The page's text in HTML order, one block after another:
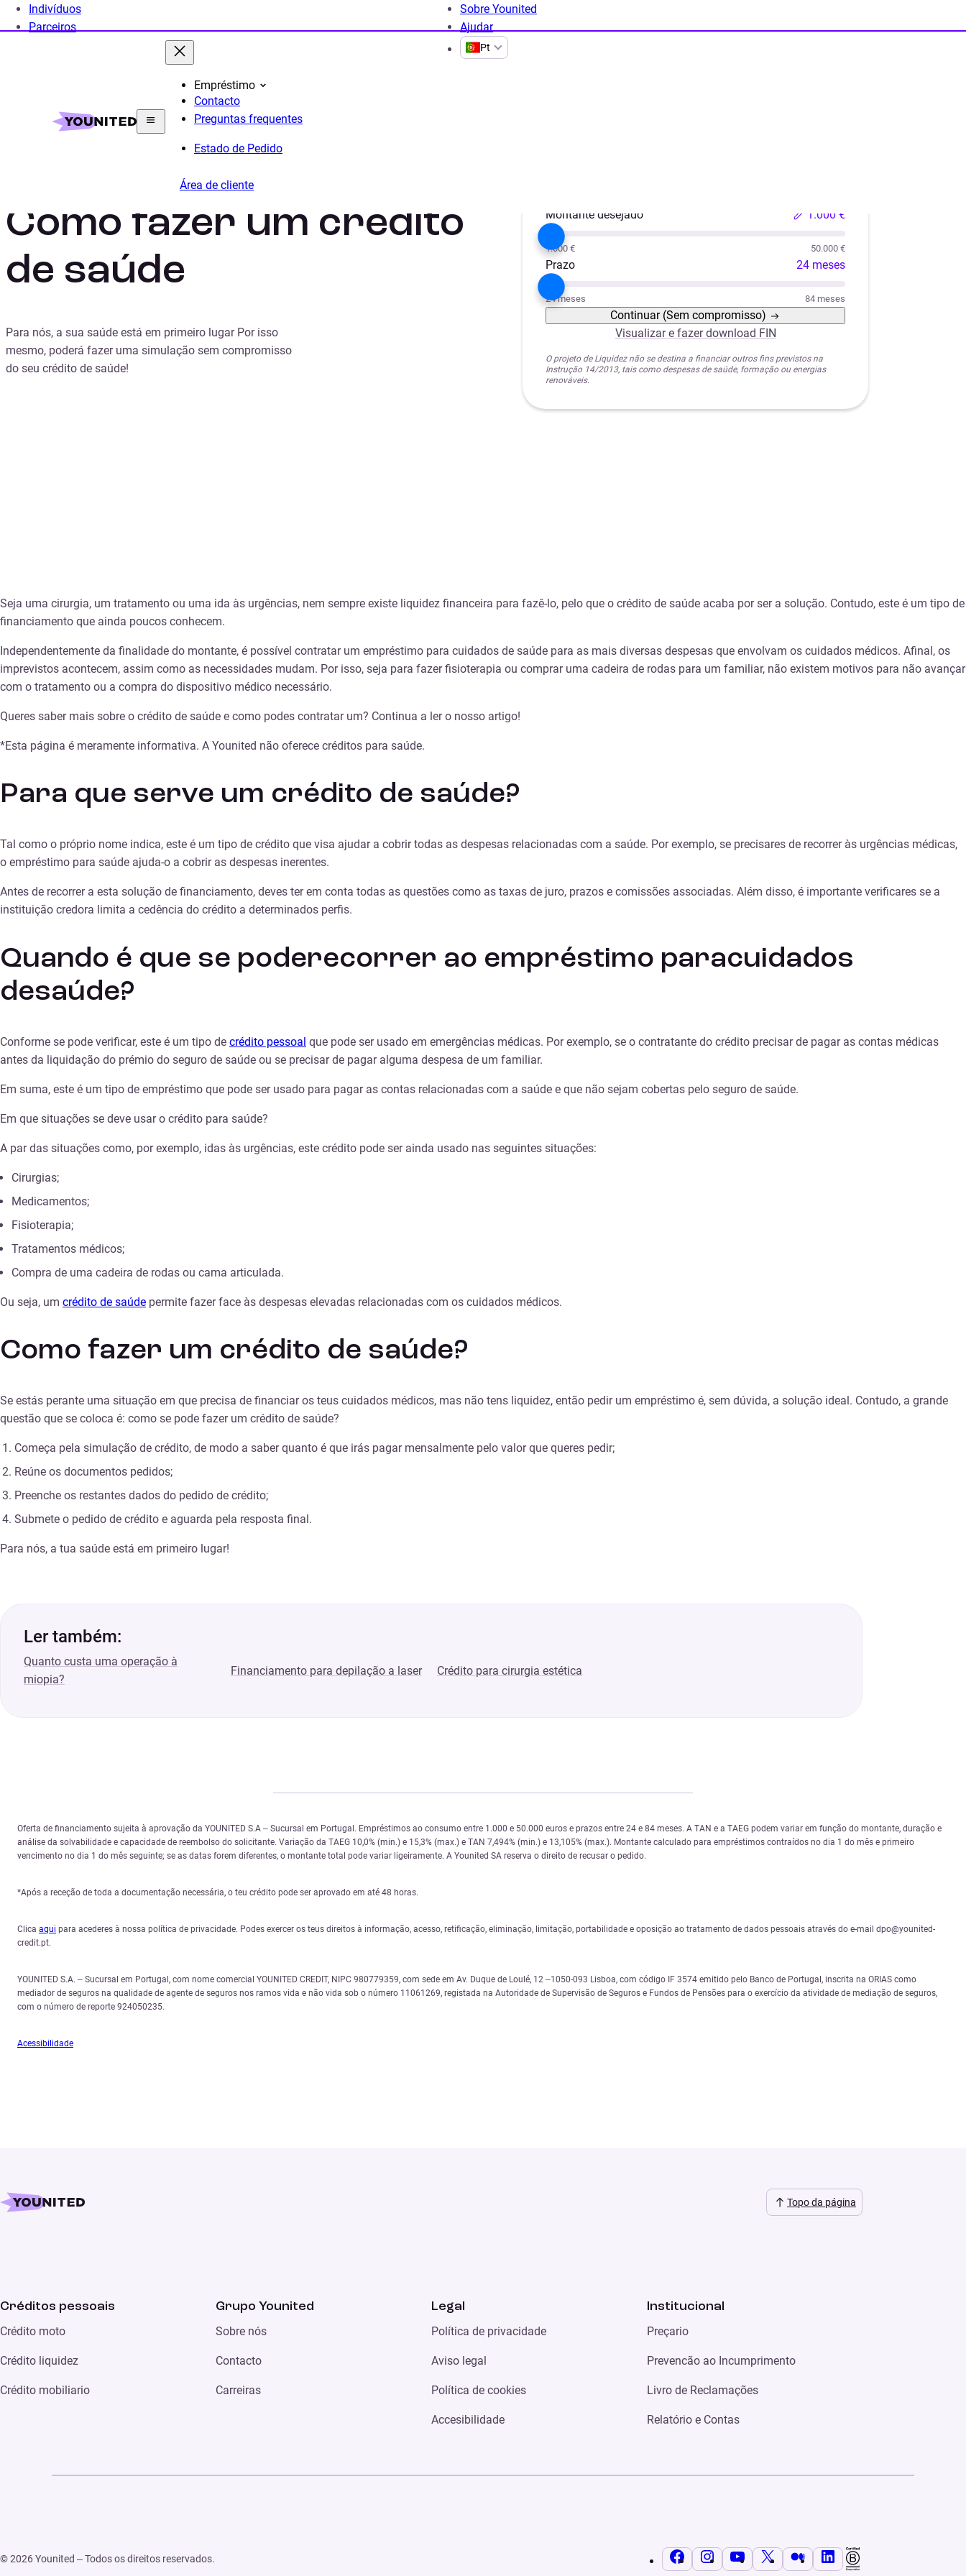
Indivíduos
Parceiros
Sobre Younited
Ajudar
Pt
Empréstimo
Contacto
Preguntas frequentes
Estado de Pedido
Área de cliente
Crédito Saúde
Como fazer um crédito
de saúde
Para nós, a sua saúde está em primeiro lugar Por isso
mesmo, poderá fazer uma simulação sem compromisso
do seu crédito de saúde!
Montante desejado
1.000 €
1.000 € 50.000 €
Prazo 24 meses
24 meses 84 meses
Continuar (Sem compromisso)
Visualizar e fazer download FIN
O projeto de Liquidez não se destina a financiar outros fins previstos na
Instrução 14/2013, tais como despesas de saúde, formação ou energias
renováveis.
Seja uma cirurgia, um tratamento ou uma ida às urgências, nem sempre existe liquidez financeira para fazê-lo, pelo que o crédito de saúde acaba por ser a solução. Contudo, este é um tipo de
financiamento que ainda poucos conhecem.
Independentemente da finalidade do montante, é possível contratar um empréstimo para cuidados de saúde para as mais diversas despesas que envolvam os cuidados médicos. Afinal, os
imprevistos acontecem, assim como as necessidades mudam. Por isso, seja para fazer fisioterapia ou comprar uma cadeira de rodas para um familiar, não existem motivos para não avançar
com o tratamento ou a compra do dispositivo médico necessário.
Queres saber mais sobre o crédito de saúde e como podes contratar um? Continua a ler o nosso artigo!
*Esta página é meramente informativa. A Younited não oferece créditos para saúde.
Para que serve um crédito de saúde?
Tal como o próprio nome indica, este é um tipo de crédito que visa ajudar a cobrir todas as despesas relacionadas com a saúde. Por exemplo, se precisares de recorrer às urgências médicas,
o empréstimo para saúde ajuda-o a cobrir as despesas inerentes.
Antes de recorrer a esta solução de financiamento, deves ter em conta todas as questões como as taxas de juro, prazos e comissões associadas. Além disso, é importante verificares se a
instituição credora limita a cedência do crédito a determinados perfis.
Quando é que se poderecorrer ao empréstimo paracuidados
desaúde?
Conforme se pode verificar, este é um tipo de crédito pessoal que pode ser usado em emergências médicas. Por exemplo, se o contratante do crédito precisar de pagar as contas médicas
antes da liquidação do prémio do seguro de saúde ou se precisar de pagar alguma despesa de um familiar.
Em suma, este é um tipo de empréstimo que pode ser usado para pagar as contas relacionadas com a saúde e que não sejam cobertas pelo seguro de saúde.
Em que situações se deve usar o crédito para saúde?
A par das situações como, por exemplo, idas às urgências, este crédito pode ser ainda usado nas seguintes situações:
Cirurgias;
Medicamentos;
Fisioterapia;
Tratamentos médicos;
Compra de uma cadeira de rodas ou cama articulada.
Ou seja, um crédito de saúde permite fazer face às despesas elevadas relacionadas com os cuidados médicos.
Como fazer um crédito de saúde?
Se estás perante uma situação em que precisa de financiar os teus cuidados médicos, mas não tens liquidez, então pedir um empréstimo é, sem dúvida, a solução ideal. Contudo, a grande
questão que se coloca é: como se pode fazer um crédito de saúde?
Começa pela simulação de crédito, de modo a saber quanto é que irás pagar mensalmente pelo valor que queres pedir;
Reúne os documentos pedidos;
Preenche os restantes dados do pedido de crédito;
Submete o pedido de crédito e aguarda pela resposta final.
Para nós, a tua saúde está em primeiro lugar!
Ler também:
Quanto custa uma operação à
miopia?
Financiamento para depilação a laser Crédito para cirurgia estética
Oferta de financiamento sujeita à aprovação da YOUNITED S.A – Sucursal em Portugal. Empréstimos ao consumo entre 1.000 e 50.000 euros e prazos entre 24 e 84 meses. A TAN e a TAEG podem variar em função do montante, duração e
análise da solvabilidade e capacidade de reembolso do solicitante. Variação da TAEG 10,0% (min.) e 15,3% (max.) e TAN 7,494% (min.) e 13,105% (max.). Montante calculado para empréstimos contraídos no dia 1 do mês e primeiro
vencimento no dia 1 do mês seguinte; se as datas forem diferentes, o montante total pode variar ligeiramente. A Younited SA reserva o direito de recusar o pedido.
*Após a receção de toda a documentação necessária, o teu crédito pode ser aprovado em até 48 horas.
Clica aqui para acederes à nossa política de privacidade. Podes exercer os teus direitos à informação, acesso, retificação, eliminação, limitação, portabilidade e oposição ao tratamento de dados pessoais através do e-mail dpo@younited-
credit.pt.
YOUNITED S.A. – Sucursal em Portugal, com nome comercial YOUNITED CREDIT, NIPC 980779359, com sede em Av. Duque de Loulé, 12 –1050-093 Lisboa, com código IF 3574 emitido pelo Banco de Portugal, inscrita na ORIAS como
mediador de seguros na qualidade de agente de seguros nos ramos vida e não vida sob o número 11061269, registada na Autoridade de Supervisão de Seguros e Fundos de Pensões para o exercício da atividade de mediação de seguros,
com o número de reporte 924050235.
Acessibilidade
Topo da página
Créditos pessoais
Crédito moto
Crédito liquidez
Crédito mobiliario
Grupo Younited
Sobre nós
Contacto
Carreiras
Legal
Política de privacidade
Aviso legal
Política de cookies
Accesibilidade
Institucional
Preçario
Prevencão ao Incumprimento
Livro de Reclamações
Relatório e Contas
© 2026 Younited – Todos os direitos reservados. FacebookInstagramYouTubeX Médio LinkedIn